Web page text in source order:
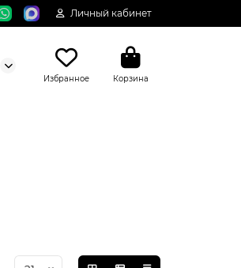
Личный кабинет
Избранное Корзина